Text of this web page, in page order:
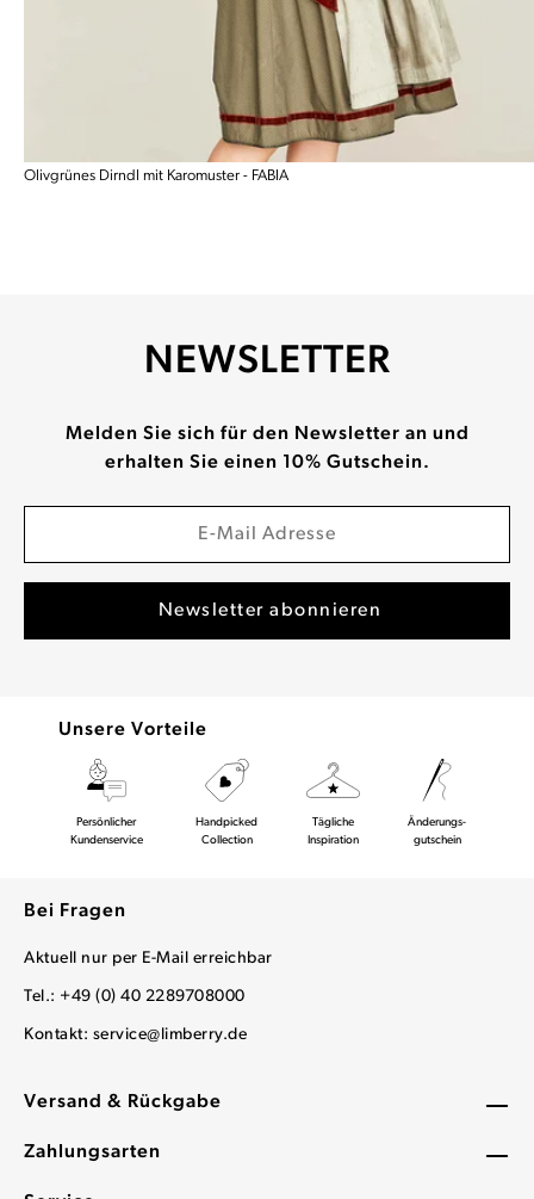
Olivgrünes Dirndl mit Karomuster - FABIA
Versand & Rückgabe
Zahlungsarten
NEWSLETTER
Melden Sie sich für den Newsletter an und
erhalten Sie einen 10% Gutschein.
Unsere Vorteile
Persönlicher
Kundenservice
Handpicked
Collection
Tägliche
Inspiration
Änderungs-
gutschein
Bei Fragen
Aktuell nur per E-Mail erreichbar
Tel.: +49 (0) 40 2289708000
Kontakt: service@limberry.de